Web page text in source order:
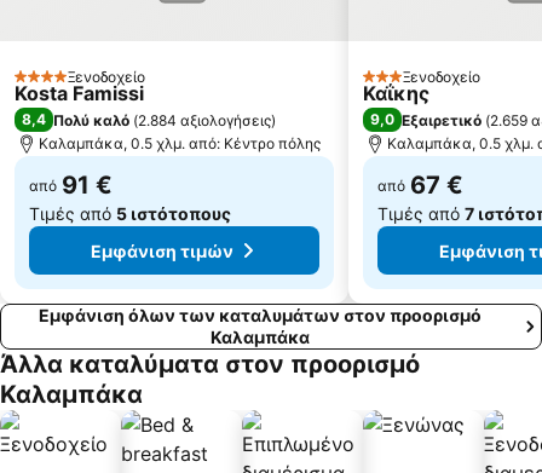
4 ΑστέριαΞενοδοχείο
Kosta Famissi
8,4 Πολύ καλό (2.884 αξιολογήσεις)
Καλαμπάκα, 0.5 χλμ. από: Κέντρο πόλης
από 91 €
Τιμές από 5 ιστότοπους
Εμφάνιση τιμών
3 ΑστέριαΞενοδοχείο
Καΐκης
9,0 Εξαιρετικό (2.659
Καλαμπάκα, 0.5 χλμ.
από 67 €
Τιμές από 7
Εμφάνιση
Εμφάνιση όλων των καταλυμάτων στον προορισμό
Καλαμπάκα
Άλλα καταλύματα στον προορισμό
Καλαμπάκα